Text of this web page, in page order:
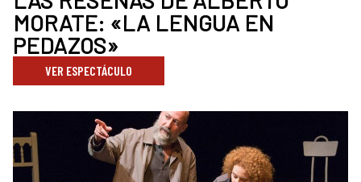
MORATE: «LA LENGUA EN
PEDAZOS»
VER ESPECTÁCULO